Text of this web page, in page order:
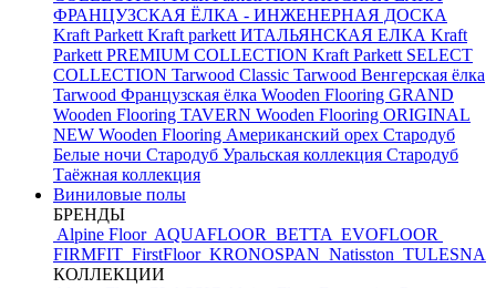
ФРАНЦУЗСКАЯ ЁЛКА - ИНЖЕНЕРНАЯ ДОСКА
Kraft Parkett Kraft parkett ИТАЛЬЯНСКАЯ ЕЛКА Kraft
Parkett PREMIUM COLLECTION Kraft Parkett SELECT
COLLECTION Tarwood Classic Tarwood Венгерская ёлка
Tarwood Французская ёлка Wooden Flooring GRAND
Wooden Flooring TAVERN Wooden Flooring ORIGINAL
NEW Wooden Flooring Американский орех Стародуб
Белые ночи Стародуб Уральская коллекция Стародуб
Таёжная коллекция
Виниловые полы
БРЕНДЫ
Alpine Floor AQUAFLOOR BETTA EVOFLOOR
FIRMFIT FirstFloor KRONOSPAN Natisston TULESNA
КОЛЛЕКЦИИ